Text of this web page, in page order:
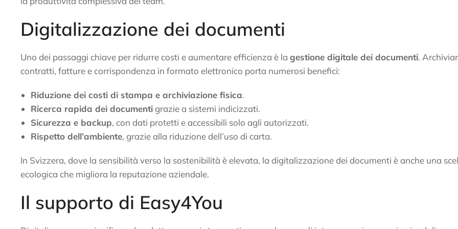
Digitalizzazione dei documenti
Uno dei passaggi chiave per ridurre costi e aumentare efficienza è la gestione digitale dei documenti.
contratti, fatture e corrispondenza in formato elettronico porta numerosi benefici:
Riduzione dei costi di stampa e archiviazione fisica.
Ricerca rapida dei documentigrazie a sistemi indicizzati.
Sicurezza e backup, con dati protetti e accessibili solo agli autorizzati.
Rispetto dell’ambiente, grazie alla riduzione dell’uso di carta.
In Svizzera, dove la sensibilità verso la sostenibilità è elevata, la digitalizzazione dei documenti è anche una
ecologica che migliora la reputazione aziendale.
Il supporto di Easy4You